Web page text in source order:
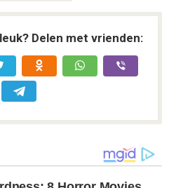
Delen met vrienden: